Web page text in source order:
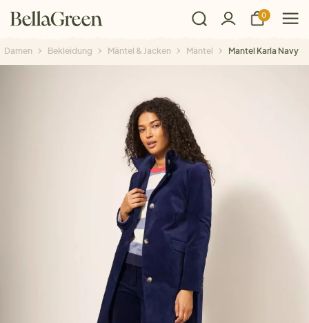
0
Damen Bekleidung Mäntel & Jacken Mäntel Mantel Karla Navy